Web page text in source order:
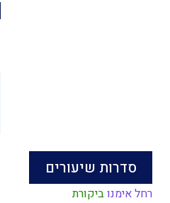
סדרות שיעורים
רחל אימנוביקורת